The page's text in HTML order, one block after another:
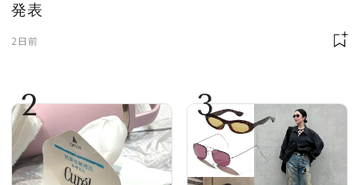
発表
2日前
2 3